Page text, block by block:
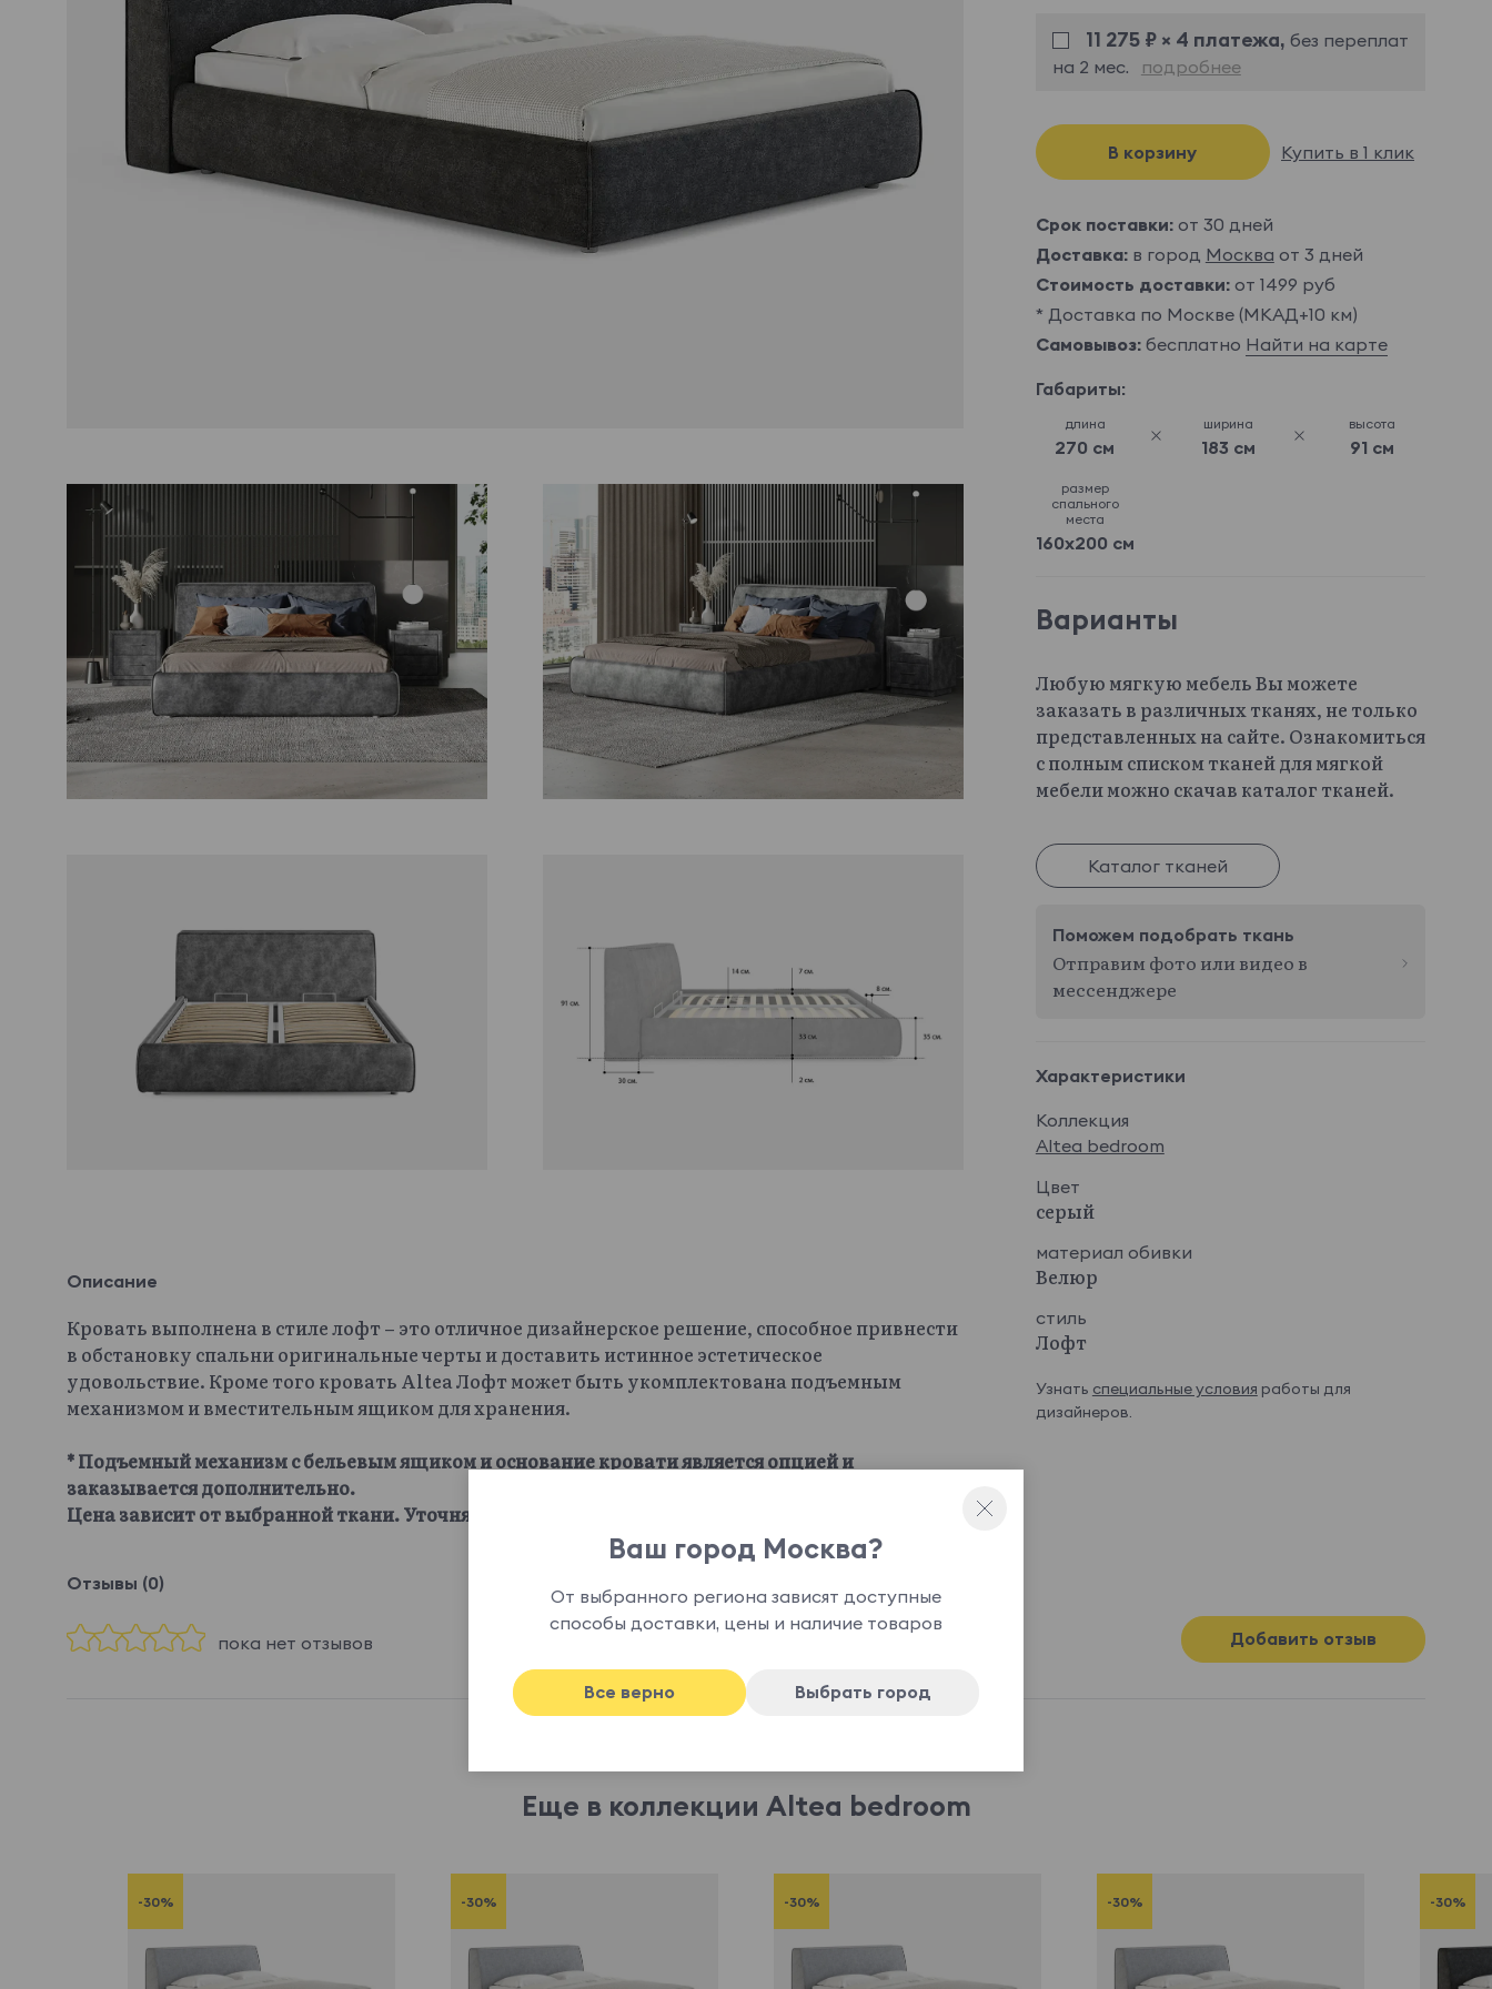
11 275 ₽ × 4 платежа, без переплат
на 2 мес.
подробнее
В корзину Купить в 1 клик
Срок поставки:от 30 дней
Доставка:в город Москва от 3 дней
Стоимость доставки:от 1499 руб
* Доставка по Москве (МКАД+10 км)
Самовывоз:бесплатно Найти на карте
Габариты:
длина
270 см
ширина
183 см
высота
91 см
размер
спального
места
160x200 см
Варианты
Любую мягкую мебель Вы можете
заказать в различных тканях, не только
представленных на сайте. Ознакомиться
с полным списком тканей для мягкой
мебели можно скачав каталог тканей.
Каталог тканей
Поможем подобрать ткань
Отправим фото или видео в
мессенджере
Характеристики
Коллекция
Altea bedroom
Цвет
серый
материал обивки
Велюр
стиль
Лофт
Узнать специальные условия работы для
дизайнеров.
Описание
Кровать выполнена в стиле лофт – это отличное дизайнерское решение, способное привнести
в обстановку спальни оригинальные черты и доставить истинное эстетическое
удовольствие. Кроме того кровать Altea Лофт может быть укомплектована подъемным
механизмом и вместительным ящиком для хранения.
* Подъемный механизм с бельевым ящиком и основание кровати является опцией и
заказывается дополнительно.
Цена зависит от выбранной ткани. Уточняйте цену у менеджера при заказе.
Отзывы (0)
пока нет отзывов Добавить отзыв
Еще в коллекции Altea bedroom
-30% -30% -30% -30% -30%
Ваш город Москва?
От выбранного региона зависят доступные
способы доставки, цены и наличие товаров
Все верно Выбрать город